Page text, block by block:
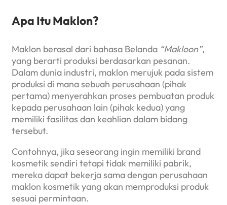
Apa Itu Maklon?
Maklon berasal dari bahasa Belanda “Makloon”,
yang berarti produksi berdasarkan pesanan.
Dalam dunia industri, maklon merujuk pada sistem
produksi di mana sebuah perusahaan (pihak
pertama) menyerahkan proses pembuatan produk
kepada perusahaan lain (pihak kedua) yang
memiliki fasilitas dan keahlian dalam bidang
tersebut.
Contohnya, jika seseorang ingin memiliki brand
kosmetik sendiri tetapi tidak memiliki pabrik,
mereka dapat bekerja sama dengan perusahaan
maklon kosmetik yang akan memproduksi produk
sesuai permintaan.